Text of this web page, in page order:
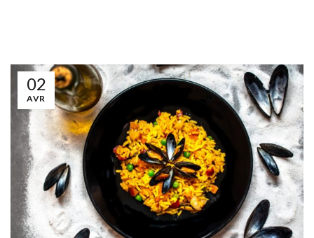
02
AVR